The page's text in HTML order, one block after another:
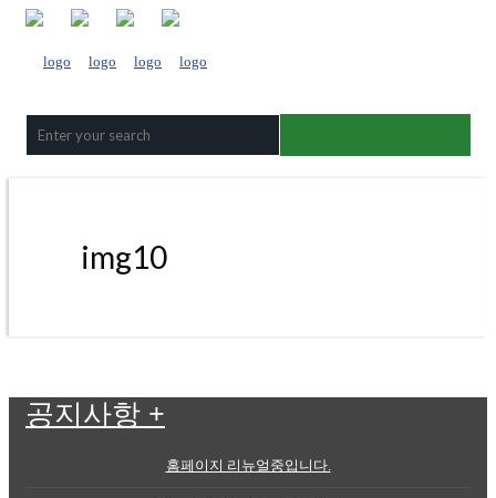
img10
공지사항 +
홈페이지 리뉴얼중입니다.